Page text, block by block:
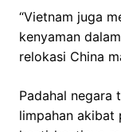
“Vietnam juga
kenyaman
relokasi China
Padahal negara
limpahan akibat